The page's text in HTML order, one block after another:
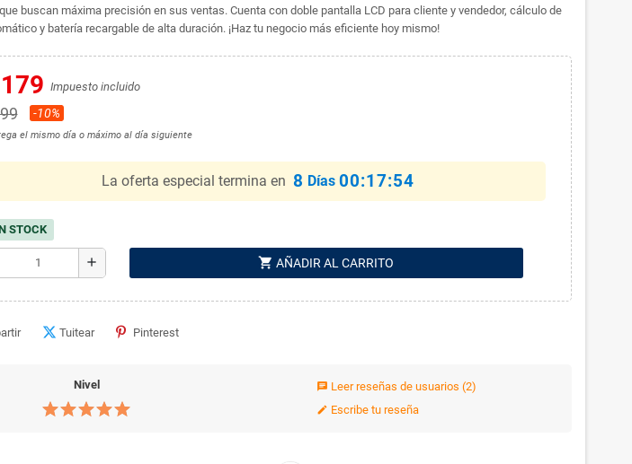
buscan máxima precisión en sus ventas. Cuenta con doble pantalla LCD para cliente y vendedor, cálculo de
y batería recargable de alta duración. ¡Haz tu negocio más eficiente hoy mismo!
Impuesto incluido
-10%
el mismo día o máximo al día siguiente
La oferta especial termina en 8 Días 00:17:54
STOCK
add shopping_cart AÑADIR AL CARRITO
Tuitear Pinterest
Nivel chat Leer reseñas de usuarios (2)
edit Escribe tu reseña